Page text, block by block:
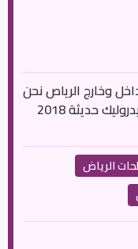
وخارج الرياص نحن
تقدم خدمة سحب سيارات بسطحات هيدروليك حديثة 2018
الرياض